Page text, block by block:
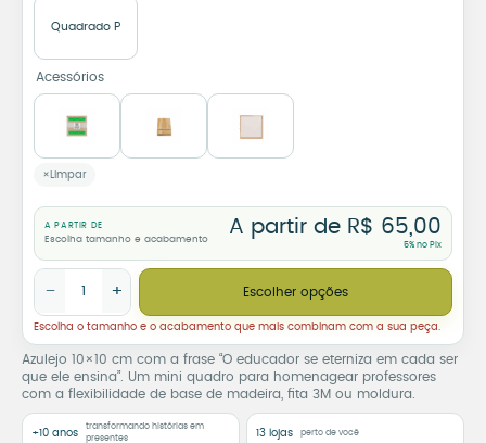
Azulejo 10×10 cm com a frase “O educador se eterniza em cada ser
que ele ensina”. Um mini quadro para homenagear professores
com a flexibilidade de base de madeira, fita 3M ou moldura.
Quadrado P
Acessórios
Limpar
A PARTIR DE
Escolha tamanho e acabamento
A partir de R$ 65,00
5% no Pix
Azulejo Decorativo O Educador se Eterniza em Cada Ser que
− + Escolher opções
Escolha o tamanho e o acabamento que mais combinam com a sua peça.
+10 anos
transformando histórias em
presentes
13 lojas perto de você